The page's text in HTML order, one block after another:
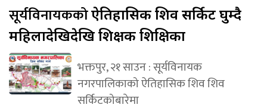
सूर्यविनायककोऐतिहासिक शिव सर्किट घुम्दै
महिलादेखिदेखि शिक्षक शिक्षिका
भक्तपुर, २१ साउन : सूर्यविनायक
नगरपालिकाको ऐतिहासिक शिव शिव
सर्किटकोबारेमा